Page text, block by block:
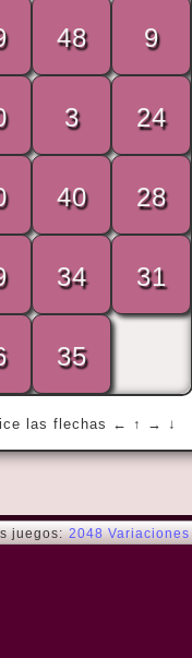
las flechas ← ↑ → ↓
become
Rémi G.
48 9
3 24
40 28
34 31
35
juegos: 2048 Variaciones